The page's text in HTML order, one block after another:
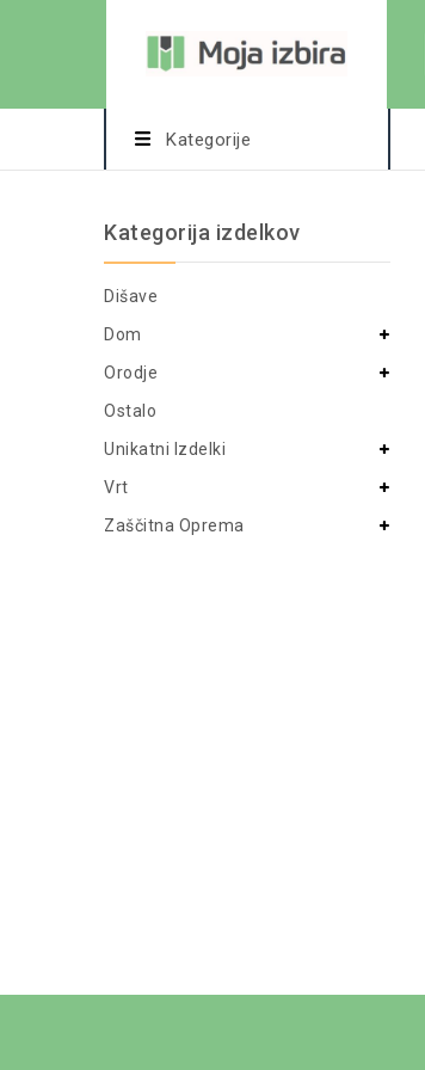
Kategorije
Kategorija izdelkov
Dišave
Dom
Orodje
Ostalo
Unikatni Izdelki
Vrt
Zaščitna Oprema